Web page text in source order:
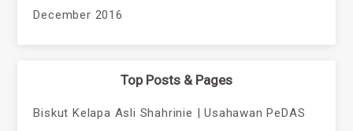
December 2016
Top Posts & Pages
Biskut Kelapa Asli Shahrinie | Usahawan PeDAS